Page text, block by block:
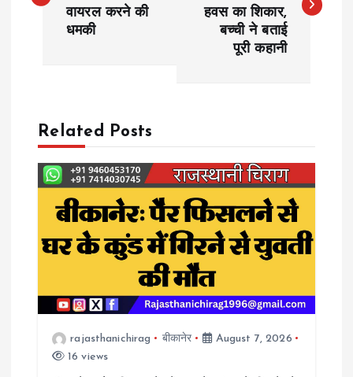
a
v
g
a
वायरल करने की
धमकी
हवस का शिकार,
बच्ची ने बताई
पूरी कहानी
Related Posts
rajasthanichirag बीकानेर
August 7, 2026
16 views